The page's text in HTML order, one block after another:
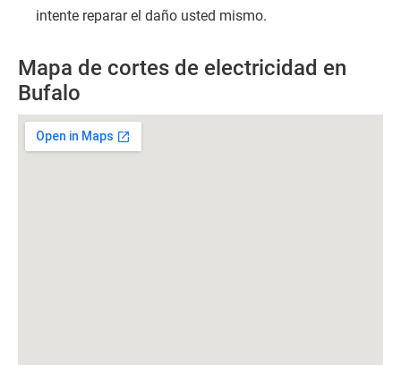
intente reparar el daño usted mismo.
Mapa de cortes de electricidad en
Bufalo